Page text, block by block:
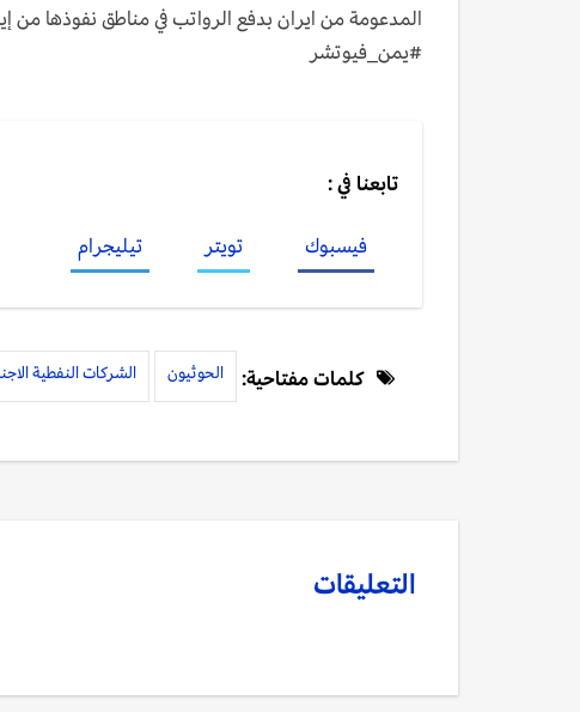
المدعومة من ايران بدفع الرواتب في مناطق نفوذها من
#يمن_فيوتشر
تابعنا في :
فيسبوك تويتر تيليجرام
كلمات مفتاحية: الحوثيون الشركات النفطية
التعليقات